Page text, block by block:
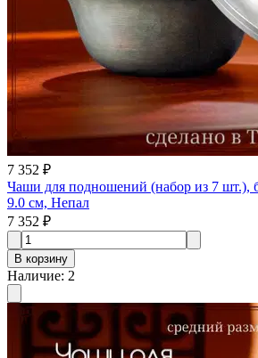
7 352 ₽
Чаши для подношений (набор из 7 шт.),
9.0 см, Непал
7 352 ₽
В корзину
Наличие: 2